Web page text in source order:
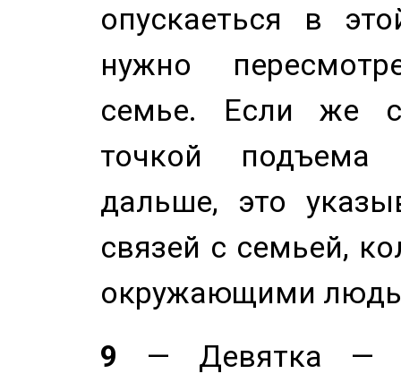
опускаеться в
нужно
семье. Если же
точкой
дальше, это
связей с семьей,
окружающими
9 — Девятка —